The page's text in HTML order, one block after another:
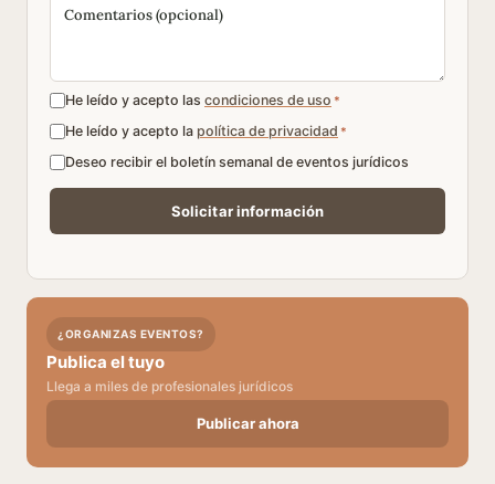
He leído y acepto las condiciones de uso *
He leído y acepto la política de privacidad *
Deseo recibir el boletín semanal de eventos jurídicos
¿ORGANIZAS EVENTOS?
Publica el tuyo
Llega a miles de profesionales jurídicos
Publicar ahora